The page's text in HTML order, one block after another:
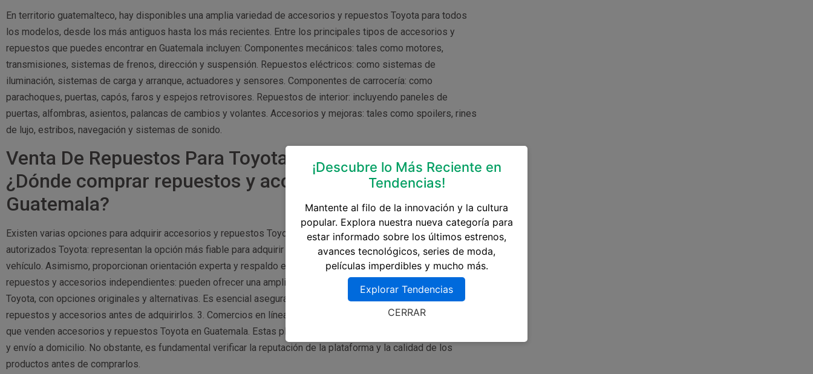
En territorio guatemalteco, hay disponibles una amplia variedad de accesorios y repuestos Toyota para todos
los modelos, desde los más antiguos hasta los más recientes. Entre los principales tipos de accesorios y
repuestos que puedes encontrar en Guatemala incluyen: Componentes mecánicos: tales como motores,
transmisiones, sistemas de frenos, dirección y suspensión. Repuestos eléctricos: como sistemas de
iluminación, sistemas de carga y arranque, actuadores y sensores. Componentes de carrocería: como
parachoques, puertas, capós, faros y espejos retrovisores. Repuestos de interior: incluyendo paneles de
puertas, alfombras, asientos, palancas de cambios y volantes. Accesorios y mejoras: tales como spoilers, rines
de lujo, estribos, navegación y sistemas de sonido.
Venta De Repuestos Para Toyota En Guatemala
¿Dónde comprar repuestos y accesorios Toyota en
Guatemala?
Existen varias opciones para adquirir accesorios y repuestos Toyota en Guatemala, como: Concesionarios
autorizados Toyota: representan la opción más fiable para adquirir repuestos y accesorios originales para tu
vehículo. Asimismo, proporcionan orientación experta y respaldo en los productos que venden. Comercios de
repuestos y accesorios independientes: pueden ofrecer una amplia variedad de accesorios y repuestos
Toyota, con opciones originales y alternativas. Es esencial asegurarse la calidad y autenticidad de los
repuestos y accesorios antes de adquirirlos. 3. Comercios en línea: ahora puedes encontrar comercios en línea
que venden accesorios y repuestos Toyota en Guatemala. Estas plataformas suelen ofrecer precios atractivos
y envío a domicilio. No obstante, es fundamental verificar la reputación de la plataforma y la calidad de los
productos antes de comprarlos.
¡Descubre lo Más Reciente en
Tendencias!
Mantente al filo de la innovación y la cultura
popular. Explora nuestra nueva categoría para
estar informado sobre los últimos estrenos,
avances tecnológicos, series de moda,
películas imperdibles y mucho más.
Explorar Tendencias
CERRAR